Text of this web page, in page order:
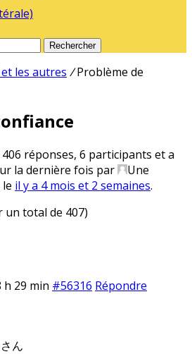
Rechercher
les autres / Problème de
réponses, 6 participants et a
la dernière fois par
Une
le il y a 4 mois et 2 semaines.
un total de 407)
h 29 min #56316 Répondre
ん